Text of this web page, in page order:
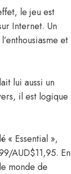
le jeu est
Internet. Un
et
lui aussi un
il est logique
« Essential »,
AUD$11,95. En
monde de